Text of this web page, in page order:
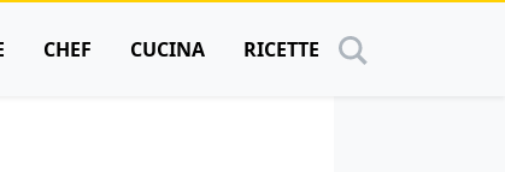
CHEF CUCINA RICETTE